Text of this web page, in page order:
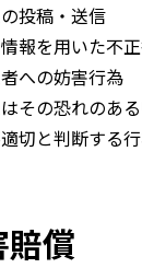
投稿・送信
報を用いた不
への妨害行為
その恐れのあ
切と判断する
賠償